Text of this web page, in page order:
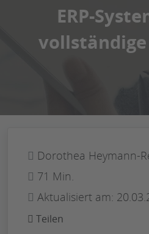
ERP-
Dorothea Heymann-
71 Min.
Aktualisiert am:
Teilen